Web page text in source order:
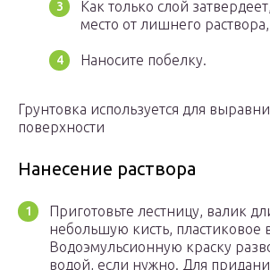
Как только слой
место от лишнего
Наносите побелку.
Грунтовка используется для
поверхности
Нанесение раствора
Приготовьте лестницу, валик
небольшую кисть, пластиковое
Водоэмульсионную краску
водой, если нужно. Для